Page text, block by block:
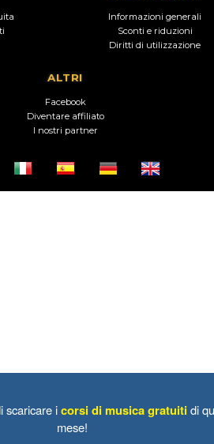
Informazioni generali
Sconti e riduzioni
Diritti di utilizzazione
ALTRI
Facebook
Diventare affiliato
I nostri partner
scaricare icorsi di musica gratuiti di
mese!